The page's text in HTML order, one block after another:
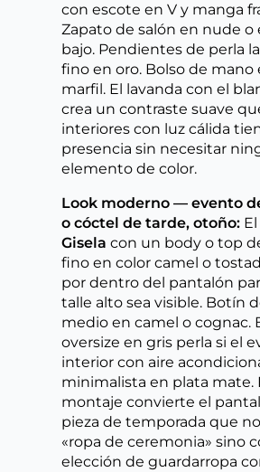
con escote en V y manga
Zapato de salón en nude o
bajo. Pendientes de perla
fino en oro. Bolso de mano
marfil. El lavanda con el
crea un contraste suave
interiores con luz cálida
presencia sin necesitar
elemento de color.
Look moderno — evento
o cóctel de tarde, otoño: El
Gisela con un body o top
fino en color camel o
por dentro del pantalón
talle alto sea visible. Botín
medio en camel o cognac.
oversize en gris perla si el
interior con aire
minimalista en plata mate.
montaje convierte el
pieza de temporada que
«ropa de ceremonia» sino
elección de guardarropa